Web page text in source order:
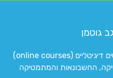
גוטמן
המרכז המוביל והמקצועי לקורסים דיגיטליים (online courses)
החשבונאות והמתמטיקה